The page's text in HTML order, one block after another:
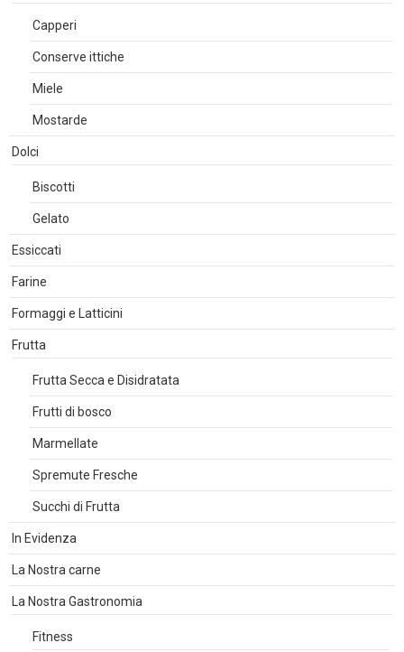
Capperi
Conserve ittiche
Miele
Mostarde
Dolci
Biscotti
Gelato
Essiccati
Farine
Formaggi e Latticini
Frutta
Frutta Secca e Disidratata
Frutti di bosco
Marmellate
Spremute Fresche
Succhi di Frutta
In Evidenza
La Nostra carne
La Nostra Gastronomia
Fitness